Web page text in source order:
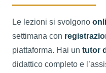
Le lezioni si svolgono
settimana con
piattaforma. Hai un tutor
didattico completo e